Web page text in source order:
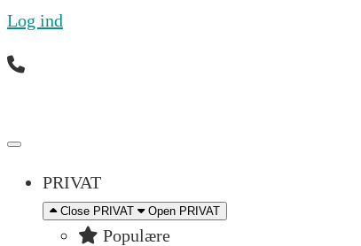
Log ind
PRIVAT
Close PRIVAT Open PRIVAT
Populære